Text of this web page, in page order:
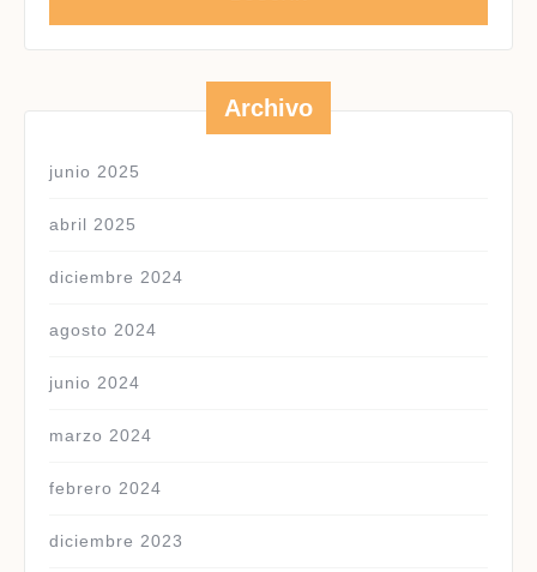
Archivo
junio 2025
abril 2025
diciembre 2024
agosto 2024
junio 2024
marzo 2024
febrero 2024
diciembre 2023